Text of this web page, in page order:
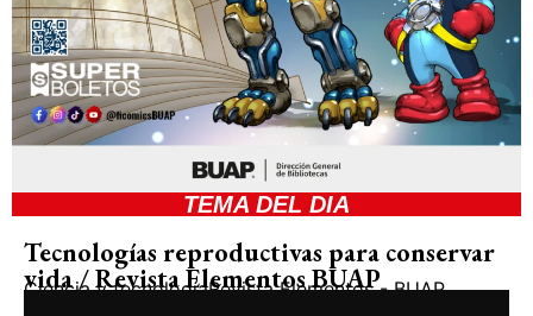
TEMA DEL DIA
Tecnologías reproductivas para conservar
vida / Revista Elementos BUAP
Ciencia y tecnologíaRevista Elementos - BUAP